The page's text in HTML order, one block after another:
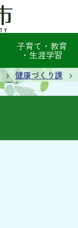
子育て・教育
・生涯学習
健康づくり課